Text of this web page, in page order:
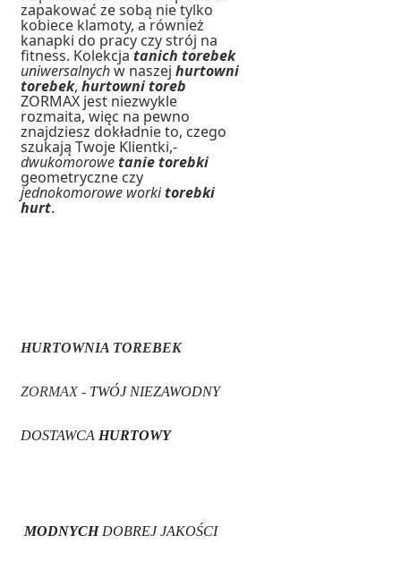
zapakować ze sobą nie tylko
kobiece klamoty, a również
kanapki do pracy czy strój na
fitness. Kolekcjatanich torebek
uniwersalnychw naszejhurtowni
torebek, hurtowni toreb
ZORMAX jest niezwykle
rozmaita, więc na pewno
znajdziesz dokładnie to, czego
szukają Twoje Klientki,-
dwukomorowetanie torebki
geometryczne czy
jednokomorowe workitorebki
hurt.
HURTOWNIA TOREBEK
ZORMAX - TWÓJ NIEZAWODNY
DOSTAWCA HURTOWY
MODNYCHDOBREJ JAKOŚCI